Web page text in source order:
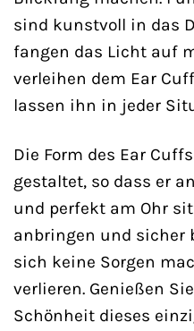
sind kunstvoll in das
fangen das Licht auf
verleihen dem Ear
lassen ihn in jeder
Die Form des Ear
gestaltet, so dass er
und perfekt am Ohr
anbringen und sicher
sich keine Sorgen
verlieren. Genießen
Schönheit dieses